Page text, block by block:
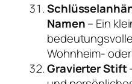
Namen– Ein
Wohnheim-
Gravierter Stift